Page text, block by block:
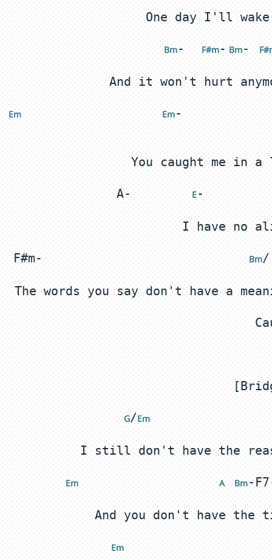
Bm- F#m- Bm- F#
Em Em
A- E
F#m- Bm
G/Em
Em A Bm
Em